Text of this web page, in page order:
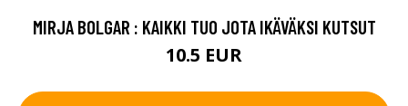
MIRJA BOLGAR : KAIKKI TUO JOTA IKÄVÄKSI KUTSUT
10.5 EUR